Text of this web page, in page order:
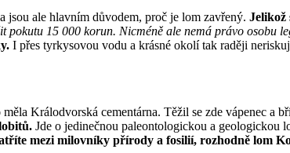
jsou ale hlavním důvodem, proč je lom zavřený. Jelikož
pokutu 15 000 korun. Nicméně ale nemá právo osobu
I přes tyrkysovou vodu a krásné okolí tak raději
Králodvorská cementárna. Těžil se zde vápenec a
Jde o jedinečnou paleontologickou a geologickou
mezi milovníky přírody a fosilií, rozhodně lom